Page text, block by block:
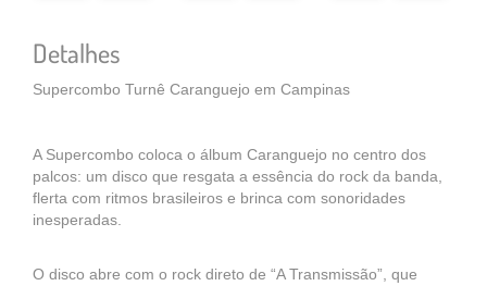
Detalhes
Supercombo Turnê Caranguejo em Campinas
A Supercombo coloca o álbum Caranguejo no centro dos
palcos: um disco que resgata a essência do rock da banda,
flerta com ritmos brasileiros e brinca com sonoridades
inesperadas.
O disco abre com o rock direto de “A Transmissão”, que